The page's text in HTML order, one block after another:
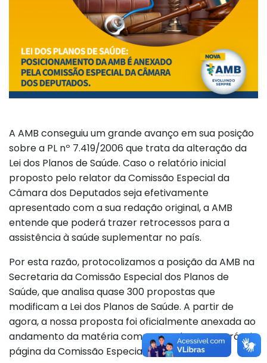
A AMB conseguiu um grande avanço em sua posição
sobre a PL nº 7.419/2006 que trata da alteração da
Lei dos Planos de Saúde. Caso o relatório inicial
proposto pelo relator da Comissão Especial da
Câmara dos Deputados seja efetivamente
apresentado com a sua redação original, a AMB
entende que poderá trazer retrocessos para a
assistência à saúde suplementar no país.
Por esta razão, protocolizamos a posição da AMB na
Secretaria da Comissão Especial dos Planos de
Saúde, que analisa quase 300 propostas que
modificam a Lei dos Planos de Saúde. A partir de
agora, a nossa proposta foi oficialmente anexada ao
andamento da matéria como se pode ver na própria
página da Comissão Especial: